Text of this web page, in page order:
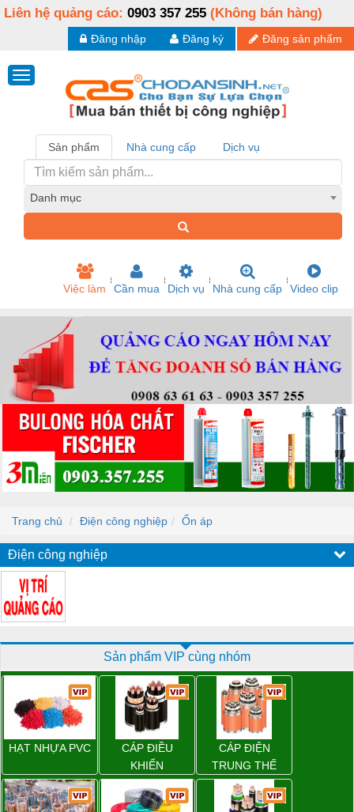
Liên hệ quảng cáo: 0903 357 255 (Không bán hàng)
Đăng sản phẩm
Đăng ký
Đăng nhập
Sản phẩm Nhà cung cấp Dịch vụ
Danh mục
Việc làm Cần mua Dịch vụ Nhà cung cấp Video clip
Trang chủ Điện công nghiệp Ổn áp
Điện công nghiệp
Sản phẩm VIP cùng nhóm
HẠT NHỰA PVC
CÁP ĐIỀU
KHIỂN
CÁP ĐIỆN
TRUNG THẾ